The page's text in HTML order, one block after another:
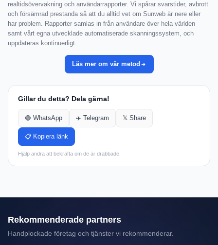
realtidsövervakning och användarrapporter. Vi spårar svarstider, avbrott
och försämrad prestanda så att du alltid vet om Sunweb är nere eller
har problem. Rapporter samlas in från användare över hela världen
samt vårt egna utvecklade automatiserade skanningssystem, och
uppdateras kontinuerligt.
Läs mer om vår metod
Gillar du detta? Dela gärna!
🟢 WhatsApp ✈️ Telegram 𝕏 Share
📋 Kopiera länk
Hjälp andra att bekräfta om de är drabbade.
Rekommenderade partners
Handplockade företag och tjänster vi rekommenderar.